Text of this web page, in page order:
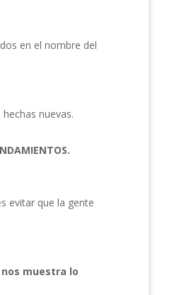
en el nombre del
nuevas.
evitar que la gente
muestra lo